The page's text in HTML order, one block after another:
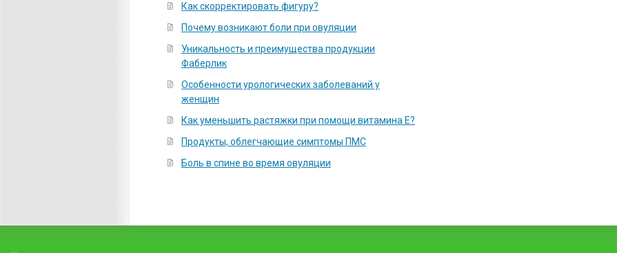
Как скорректировать фигуру?
Почему возникают боли при овуляции
Уникальность и преимущества продукции
Фаберлик
Особенности урологических заболеваний у
женщин
Как уменьшить растяжки при помощи витамина Е?
Продукты, облегчающие симптомы ПМС
Боль в спине во время овуляции